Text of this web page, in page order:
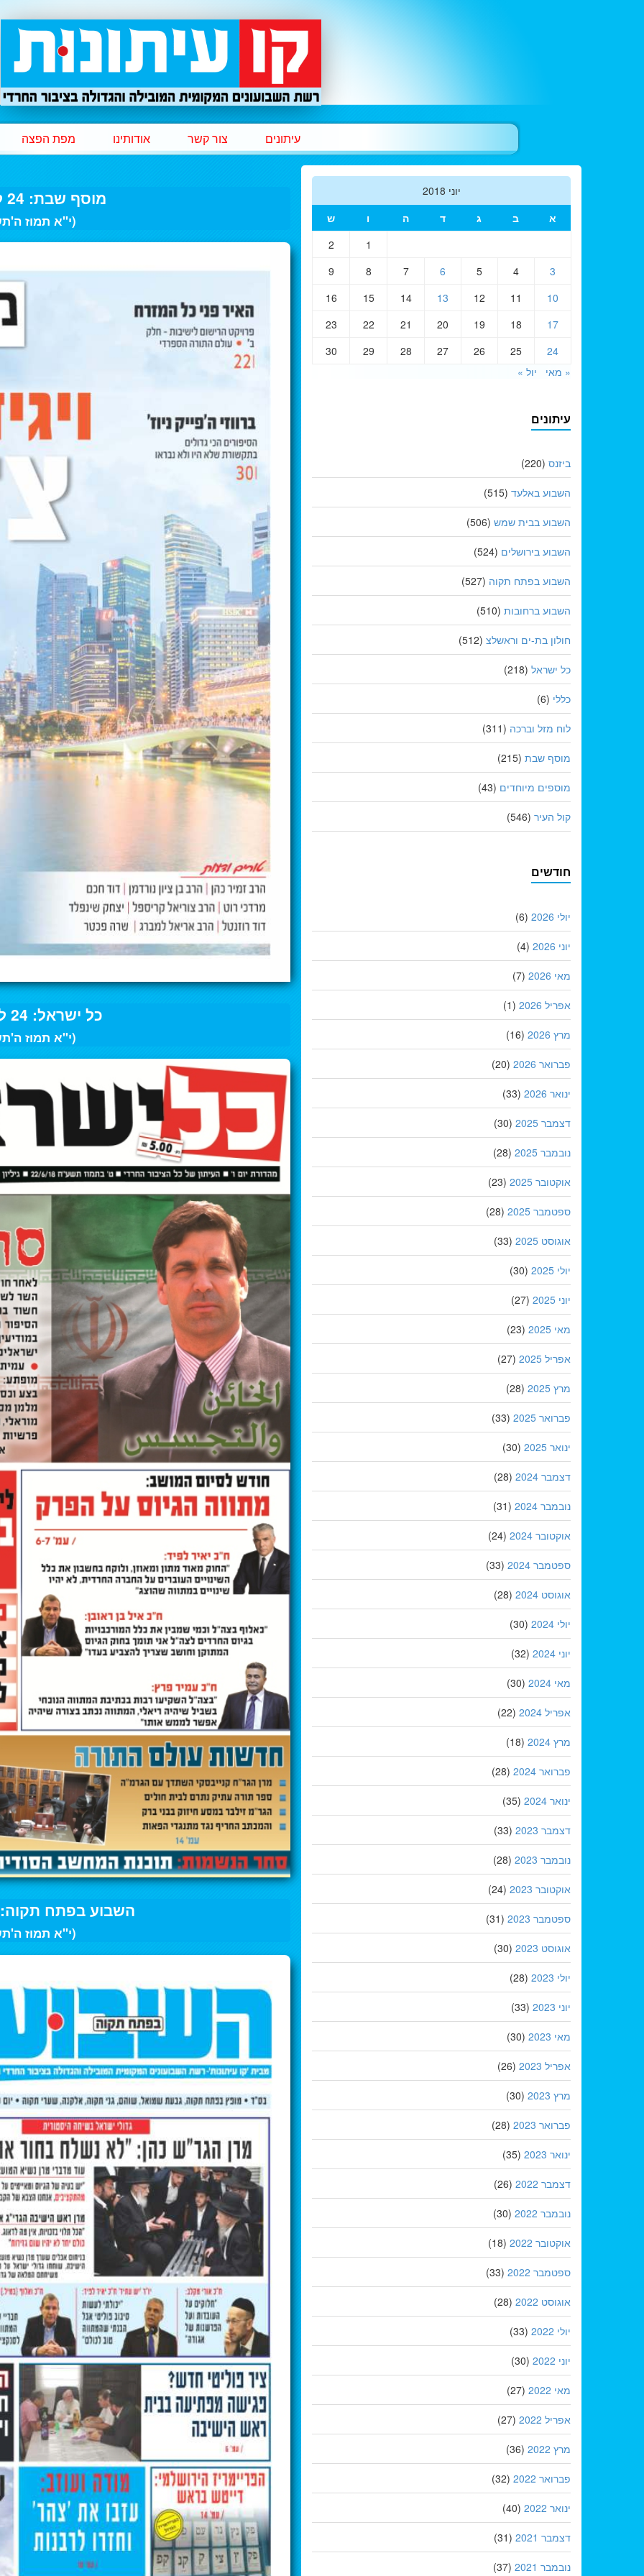
מפת הפצה אודותינו צור קשר עיתונים
מוסף שבת: 24 ליוני 2018
(י"א תמוז
כל ישראל: 24 ליוני 2018
(י"א תמוז
השבוע בפתח תקוה: 24 ליוני
(י"א תמוז
יוני 2018
א
ב ג ד ה ו
ש
1
2
3
4
5
6
7
8
9
10
11
12
13
14
15
16
17
18
19
20
21
22
23
24
25
26
27
28
29
30
« מאי
יול »
עיתונים
ביזנס (220)
השבוע באלעד (515)
השבוע בבית שמש (506)
השבוע בירושלים (524)
השבוע בפתח תקוה (527)
השבוע ברחובות (510)
חולון בת-ים וראשלצ (512)
כל ישראל (218)
כללי (6)
לוח מזל וברכה (311)
מוסף שבת (215)
מוספים מיוחדים (43)
קול העיר (546)
חודשים
יולי 2026 (6)
יוני 2026 (4)
מאי 2026 (7)
אפריל 2026 (1)
מרץ 2026 (16)
פברואר 2026 (20)
ינואר 2026 (33)
דצמבר 2025 (30)
נובמבר 2025 (28)
אוקטובר 2025 (23)
ספטמבר 2025 (28)
אוגוסט 2025 (33)
יולי 2025 (30)
יוני 2025 (27)
מאי 2025 (23)
אפריל 2025 (27)
מרץ 2025 (28)
פברואר 2025 (33)
ינואר 2025 (30)
דצמבר 2024 (28)
נובמבר 2024 (31)
אוקטובר 2024 (24)
ספטמבר 2024 (33)
אוגוסט 2024 (28)
יולי 2024 (30)
יוני 2024 (32)
מאי 2024 (30)
אפריל 2024 (22)
מרץ 2024 (18)
פברואר 2024 (28)
ינואר 2024 (35)
דצמבר 2023 (33)
נובמבר 2023 (28)
אוקטובר 2023 (24)
ספטמבר 2023 (31)
אוגוסט 2023 (30)
יולי 2023 (28)
יוני 2023 (33)
מאי 2023 (30)
אפריל 2023 (26)
מרץ 2023 (30)
פברואר 2023 (28)
ינואר 2023 (35)
דצמבר 2022 (26)
נובמבר 2022 (30)
אוקטובר 2022 (18)
ספטמבר 2022 (33)
אוגוסט 2022 (28)
יולי 2022 (33)
יוני 2022 (30)
מאי 2022 (27)
אפריל 2022 (27)
מרץ 2022 (36)
פברואר 2022 (32)
ינואר 2022 (40)
דצמבר 2021 (31)
נובמבר 2021 (37)